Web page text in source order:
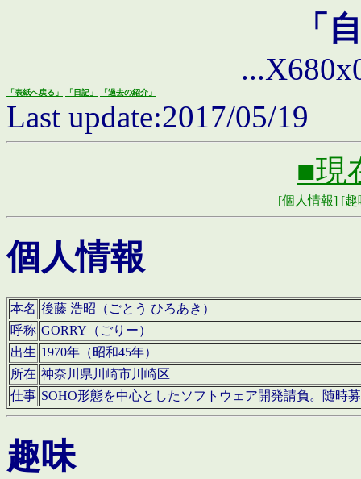
「
「表紙へ戻る」 「日記」 「過去の紹介」
Last update:2017/05/19
■現
[個人情報] [趣
個人情報
本名 後藤 浩昭（ごとう ひろあき）
呼称 GORRY（ごりー）
出生 1970年（昭和45年）
所在 神奈川県川崎市川崎区
仕事 SOHO形態を中心としたソフトウェア開発請負。随時
趣味